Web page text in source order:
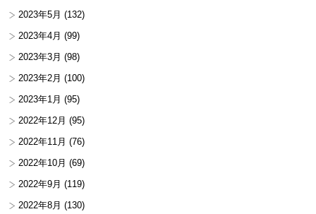
2023年5月 (132)
2023年4月 (99)
2023年3月 (98)
2023年2月 (100)
2023年1月 (95)
2022年12月 (95)
2022年11月 (76)
2022年10月 (69)
2022年9月 (119)
2022年8月 (130)